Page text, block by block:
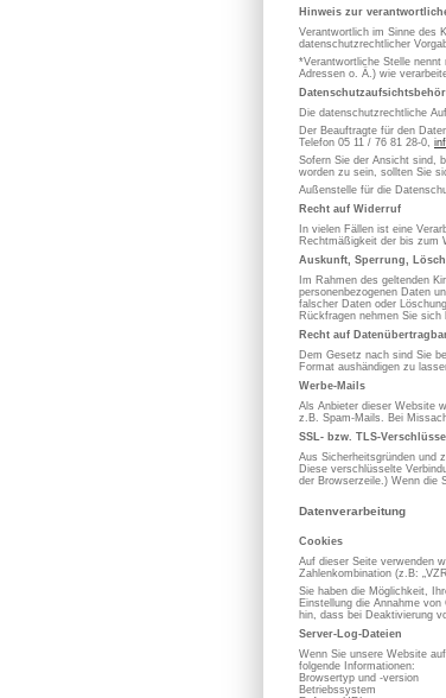
Hinweis zur
Verantwortlich im Sinne des
datenschutzrechtlicher
*Verantwortliche Stelle
Adressen o. Ä.) wie
Die datenschutzrechtliche
Der Beauftragte für den
Telefon 05 11 / 76 81 28-0,
Sofern Sie der Ansicht sind,
worden zu sein, sollten Sie
Außenstelle für die
Recht auf Widerruf
In vielen Fällen ist eine
Rechtmäßigkeit der bis zum
Auskunft, Sperrung,
Im Rahmen des geltenden
personenbezogenen Daten
falscher Daten oder
Rückfragen nehmen Sie
Recht auf
Dem Gesetz nach sind Sie
Format aushändigen zu
Werbe-Mails
Als Anbieter dieser Website
z.B. Spam-Mails. Bei
SSL- bzw. TLS-
Aus Sicherheitsgründen und
Diese verschlüsselte
der Browserzeile.) Wenn die
Datenverarbeitung
Cookies
Auf dieser Seite verwenden
Zahlenkombination (z.B:
Sie haben die Möglichkeit,
Einstellung die Annahme
hin, dass bei Deaktivierung
Server-Log-Dateien
Wenn Sie unsere Website
folgende Informationen:
Browsertyp und -version
Betriebssystem